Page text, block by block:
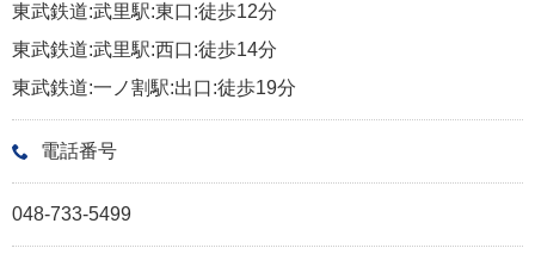
東武鉄道:武里駅:東口:徒歩12分
東武鉄道:武里駅:西口:徒歩14分
東武鉄道:一ノ割駅:出口:徒歩19分
電話番号
048-733-5499